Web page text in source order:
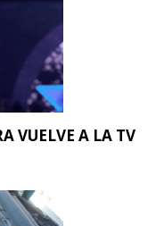
VUELVE A LA TV